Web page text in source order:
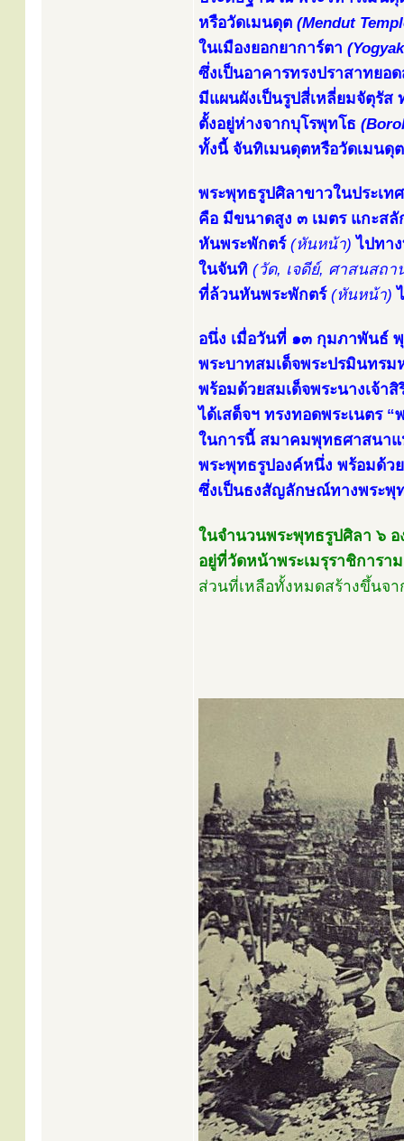
หรือวัดเมนดุต (Mendut
ในเมืองยอกยาการ์ตา
ซึ่งเป็นอาคารทรงปราสาทยอ
มีแผนผังเป็นรูปสี่เหลี่ยมจัตุรั
ตั้งอยู่ห่างจากบุโรพุทโธ
ทั้งนี้ จันทิเมนดุตหรือวัดเมนดุ
พระพุทธรูปศิลาขาวในประเ
คือ มีขนาดสูง ๓ เมตร แกะส
หันพระพักตร์ (หันหน้า) ไปทา
ในจันทิ (วัด, เจดีย์, ศาสนสถา
ที่ล้วนหันพระพักตร์ (หันหน้า)
อนึ่ง เมื่อวันที่ ๑๓ กุมภาพันธ์
พระบาทสมเด็จพระปรมินทร
พร้อมด้วยสมเด็จพระนางเจ้า
ได้เสด็จฯ ทรงทอดพระเนตร
ในการนี้ สมาคมพุทธศาสนาแ
พระพุทธรูปองค์หนึ่ง พร้อมด้ว
ซึ่งเป็นธงสัญลักษณ์ทางพระพุ
ในจำนวนพระพุทธรูปศิลา ๖ อ
อยู่ที่วัดหน้าพระเมรุราชิการา
ส่วนที่เหลือทั้งหมดสร้างขึ้นจา